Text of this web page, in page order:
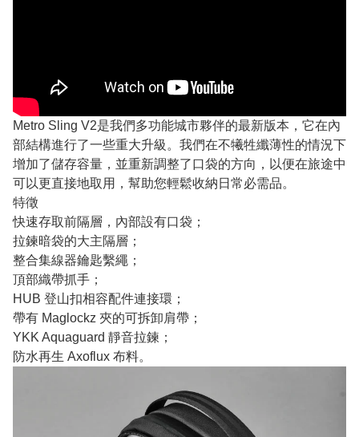
Metro Sling V2是我們多功能城市夥伴的最新版本，它在內
部結構進行了一些重大升級。我們在不犧牲纖薄性的情況下
增加了儲存容量，並重新調整了口袋的方向，以便在旅途中
可以更直接地取用，幫助您輕鬆收納日常必需品。
特徵
快速存取前隔層，內部設有口袋；
拉鍊暗袋的大主隔層；
整合集線器鑰匙繫繩；
頂部織帶抓手；
HUB 登山扣相容配件連接環；
帶有 Maglockz 夾的可拆卸肩帶；
YKK Aquaguard 靜音拉鍊；
防水再生 Axoflux 布料。